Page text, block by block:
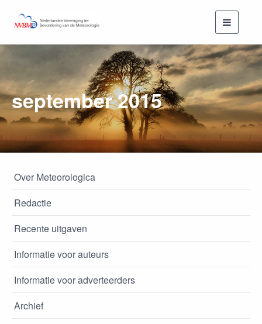
Toggle
september 2015
Over Meteorologica
Redactie
Recente uitgaven
Informatie voor auteurs
Informatie voor adverteerders
Archief